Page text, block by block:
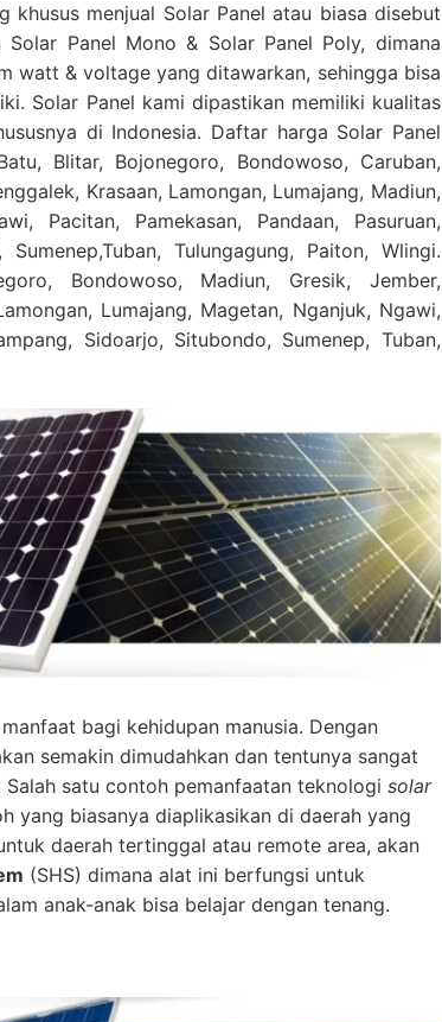
khusus menjual Solar Panel atau biasa disebut
Panel Mono & Solar Panel Poly, dimana
watt & voltage yang ditawarkan, sehingga bisa
Solar Panel kami dipastikan memiliki kualitas
di Indonesia. Daftar harga Solar Panel
Blitar, Bojonegoro, Bondowoso, Caruban,
Krasaan, Lamongan, Lumajang, Madiun,
Pacitan, Pamekasan, Pandaan, Pasuruan,
Tulungagung, Paiton, Wlingi.
Bondowoso, Madiun, Gresik, Jember,
Lumajang, Magetan, Nganjuk, Ngawi,
Sidoarjo, Situbondo, Sumenep, Tuban,
bagi kehidupan manusia. Dengan
semakin dimudahkan dan tentunya sangat
satu contoh pemanfaatan teknologi solar
yang biasanya diaplikasikan di daerah yang
daerah tertinggal atau remote area, akan
(SHS) dimana alat ini berfungsi untuk
anak-anak bisa belajar dengan tenang.